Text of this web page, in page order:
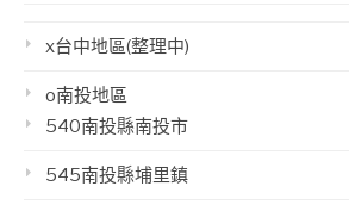
x台中地區(整理中)
o南投地區
540南投縣南投市
545南投縣埔里鎮